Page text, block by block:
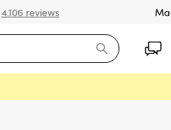
4.106 reviews